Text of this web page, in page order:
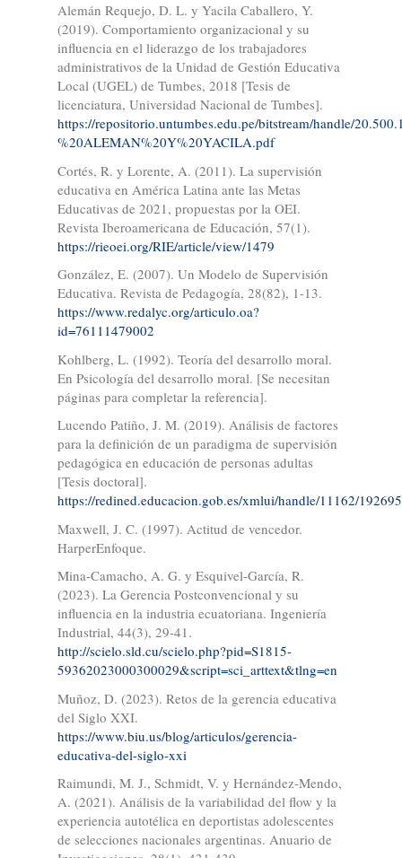
Alemán Requejo, D. L. y Yacila Caballero, Y.
(2019). Comportamiento organizacional y su
influencia en el liderazgo de los trabajadores
administrativos de la Unidad de Gestión Educativa
Local (UGEL) de Tumbes, 2018 [Tesis de
licenciatura, Universidad Nacional de Tumbes].
https://repositorio.untumbes.edu.pe/bitstream/handle/
%20ALEMAN%20Y%20YACILA.pdf
Cortés, R. y Lorente, A. (2011). La supervisión
educativa en América Latina ante las Metas
Educativas de 2021, propuestas por la OEI.
Revista Iberoamericana de Educación, 57(1).
https://rieoei.org/RIE/article/view/1479
González, E. (2007). Un Modelo de Supervisión
Educativa. Revista de Pedagogía, 28(82), 1-13.
https://www.redalyc.org/articulo.oa?
id=76111479002
Kohlberg, L. (1992). Teoría del desarrollo moral.
En Psicología del desarrollo moral. [Se necesitan
páginas para completar la referencia].
Lucendo Patiño, J. M. (2019). Análisis de factores
para la definición de un paradigma de supervisión
pedagógica en educación de personas adultas
[Tesis doctoral].
https://redined.educacion.gob.es/xmlui/handle/11162/192695
Maxwell, J. C. (1997). Actitud de vencedor.
HarperEnfoque.
Mina-Camacho, A. G. y Esquivel-García, R.
(2023). La Gerencia Postconvencional y su
influencia en la industria ecuatoriana. Ingeniería
Industrial, 44(3), 29-41.
http://scielo.sld.cu/scielo.php?pid=S1815-
59362023000300029&script=sci_arttext&tlng=en
Muñoz, D. (2023). Retos de la gerencia educativa
del Siglo XXI.
https://www.biu.us/blog/articulos/gerencia-
educativa-del-siglo-xxi
Raimundi, M. J., Schmidt, V. y Hernández-Mendo,
A. (2021). Análisis de la variabilidad del flow y la
experiencia autotélica en deportistas adolescentes
de selecciones nacionales argentinas. Anuario de